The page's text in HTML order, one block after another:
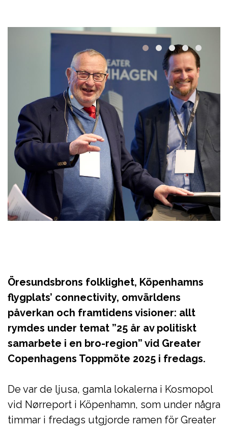
Öresundsbrons folklighet, Köpenhamns
flygplats’ connectivity, omvärldens
påverkan och framtidens visioner: allt
rymdes under temat ”25 år av politiskt
samarbete i en bro-region” vid Greater
Copenhagens Toppmöte 2025 i fredags.
De var de ljusa, gamla lokalerna i Kosmopol
vid Nørreport i Köpenhamn, som under några
timmar i fredags utgjorde ramen för Greater